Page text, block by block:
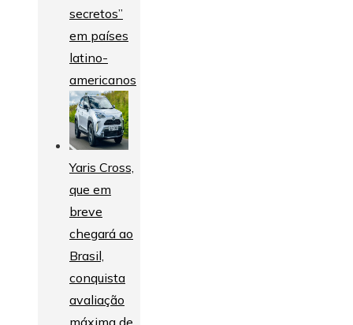
secretos”
em países
latino-
americanos
Yaris Cross,
que em
breve
chegará ao
Brasil,
conquista
avaliação
máxima de